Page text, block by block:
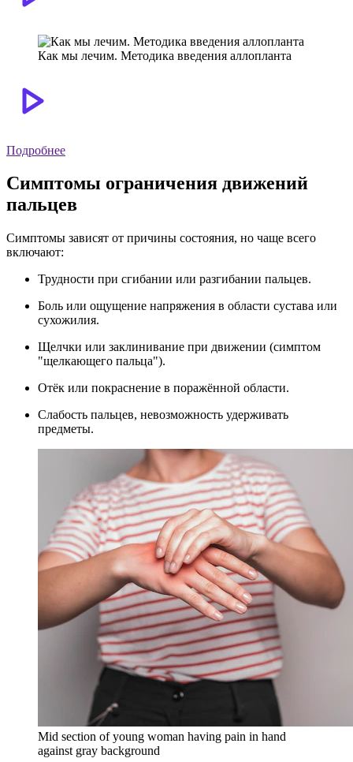
Как мы лечим. Методика введения аллопланта
Подробнее
Симптомы ограничения движений
пальцев
Симптомы зависят от причины состояния, но чаще всего
включают:
Трудности при сгибании или разгибании пальцев.
Боль или ощущение напряжения в области сустава или
сухожилия.
Щелчки или заклинивание при движении (симптом
"щелкающего пальца").
Отёк или покраснение в поражённой области.
Слабость пальцев, невозможность удерживать
предметы.
Mid section of young woman having pain in hand
against gray background